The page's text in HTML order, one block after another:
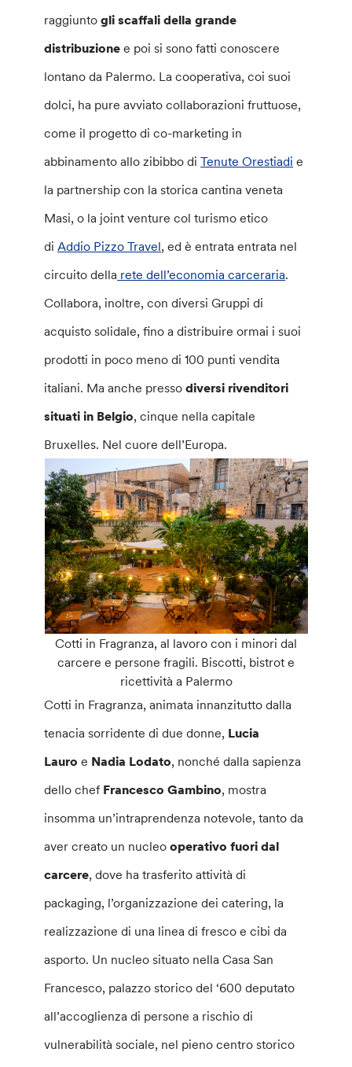
raggiuntogli scaffali della grande
distribuzione e poi si sono fatti conoscere
lontano da Palermo. La cooperativa, coi suoi
dolci, ha pure avviato collaborazioni fruttuose,
come il progetto di co-marketing in
abbinamento allo zibibbo diTenute Orestiadi e
la partnership con la storica cantina veneta
Masi, o la joint venture col turismo etico
diAddio Pizzo Travel, ed è entrata entrata nel
circuito della rete dell’economia carceraria.
Collabora, inoltre, con diversi Gruppi di
acquisto solidale, fino a distribuire ormai i suoi
prodotti in poco meno di 100 punti vendita
italiani. Ma anche pressodiversi rivenditori
situati in Belgio, cinque nella capitale
Bruxelles. Nel cuore dell’Europa.
Cotti in Fragranza, al lavoro con i minori dal
carcere e persone fragili. Biscotti, bistrot e
ricettività a Palermo
Cotti in Fragranza, animata innanzitutto dalla
tenacia sorridente di due donne, Lucia
Lauro e Nadia Lodato, nonché dalla sapienza
dello chef Francesco Gambino, mostra
insomma un’intraprendenza notevole, tanto da
aver creato un nucleooperativo fuori dal
carcere, dove ha trasferito attività di
packaging, l’organizzazione dei catering, la
realizzazione di una linea di fresco e cibi da
asporto. Un nucleo situato nella Casa San
Francesco, palazzo storico del ‘600 deputato
all’accoglienza di persone a rischio di
vulnerabilità sociale, nel pieno centro storico